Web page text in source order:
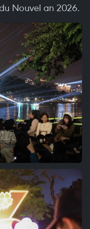
Nouvel an 2026.